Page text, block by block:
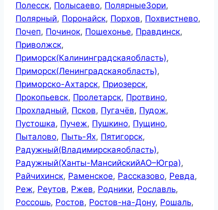
Полесск, Полысаево, ПолярныеЗори,
Полярный, Поронайск, Порхов, Похвистнево,
Почеп, Починок, Пошехонье, Правдинск,
Приволжск,
Приморск(Калининградскаяобласть),
Приморск(Ленинградскаяобласть),
Приморско-Ахтарск, Приозерск,
Прокопьевск, Пролетарск, Протвино,
Прохладный, Псков, Пугачёв, Пудож,
Пустошка, Пучеж, Пушкино, Пущино,
Пыталово, Пыть-Ях, Пятигорск,
Радужный(Владимирскаяобласть),
Радужный(Ханты-МансийскийАО–Югра),
Райчихинск, Раменское, Рассказово, Ревда,
Реж, Реутов, Ржев, Родники, Рославль,
Россошь, Ростов, Ростов-на-Дону, Рошаль,